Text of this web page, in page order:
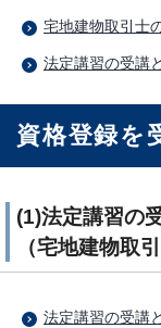
宅地建物取引士
法定講習の受講
資格登録を
(1)法定講習の
（宅地建物取
法定講習の受講